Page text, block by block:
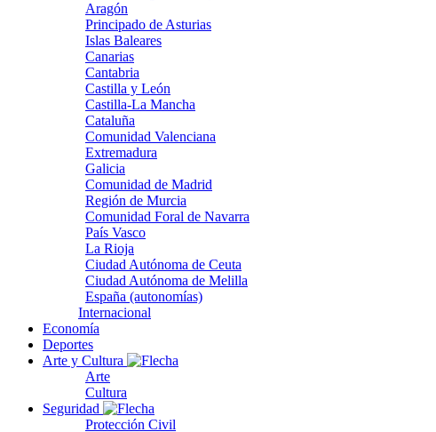
Aragón
Principado de Asturias
Islas Baleares
Canarias
Cantabria
Castilla y León
Castilla-La Mancha
Cataluña
Comunidad Valenciana
Extremadura
Galicia
Comunidad de Madrid
Región de Murcia
Comunidad Foral de Navarra
País Vasco
La Rioja
Ciudad Autónoma de Ceuta
Ciudad Autónoma de Melilla
España (autonomías)
Internacional
Economía
Deportes
Arte y Cultura
Arte
Cultura
Seguridad
Protección Civil